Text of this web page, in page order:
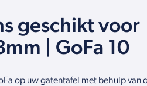
geschikt voor
| GoFa 10
op uw gatentafel met behulp van